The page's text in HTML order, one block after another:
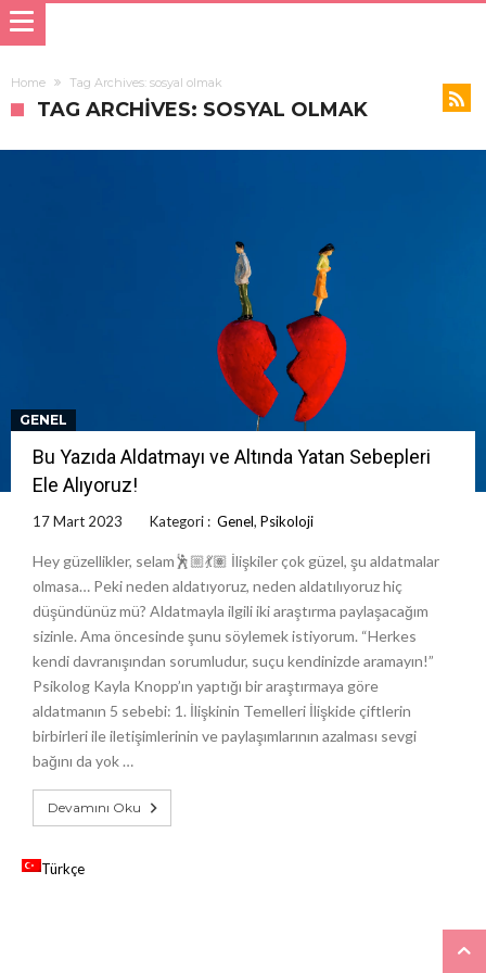
Home Tag Archives: sosyal olmak
TAG ARCHIVES: SOSYAL OLMAK
GENEL
Bu Yazıda Aldatmayı ve Altında Yatan Sebepleri
Ele Alıyoruz!
17 Mart 2023 Kategori : Genel, Psikoloji
Hey güzellikler, selam🕺🏼💃🏽 İlişkiler çok güzel, şu aldatmalar
olmasa… Peki neden aldatıyoruz, neden aldatılıyoruz hiç
düşündünüz mü? Aldatmayla ilgili iki araştırma paylaşacağım
sizinle. Ama öncesinde şunu söylemek istiyorum. “Herkes
kendi davranışından sorumludur, suçu kendinizde aramayın!”
Psikolog Kayla Knopp’ın yaptığı bir araştırmaya göre
aldatmanın 5 sebebi: 1. İlişkinin Temelleri İlişkide çiftlerin
birbirleri ile iletişimlerinin ve paylaşımlarının azalması sevgi
bağını da yok …
Devamını Oku
Türkçe